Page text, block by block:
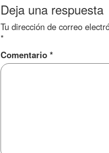
Deja una respuesta
Tu dirección de correo
*
Comentario *